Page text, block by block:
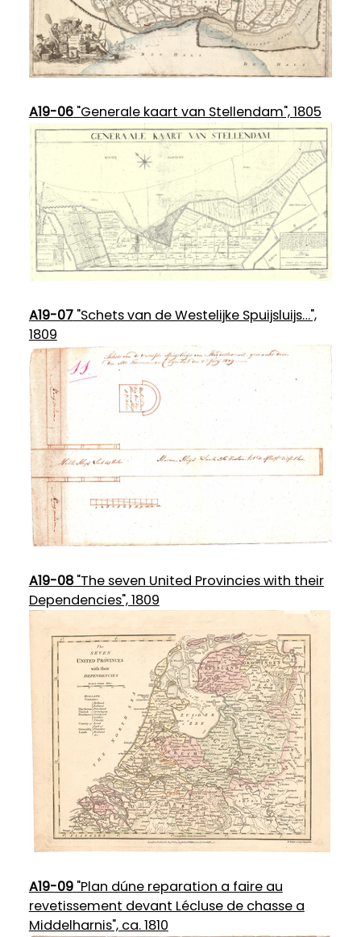
A19-06"Generale kaart van Stellendam", 1805
A19-07"Schets van de Westelijke Spuijsluijs…",
1809
A19-08"The seven United Provincies with their
Dependencies", 1809
A19-09"Plan dúne reparation a faire au
revetissement devant Lécluse de chasse a
Middelharnis", ca. 1810